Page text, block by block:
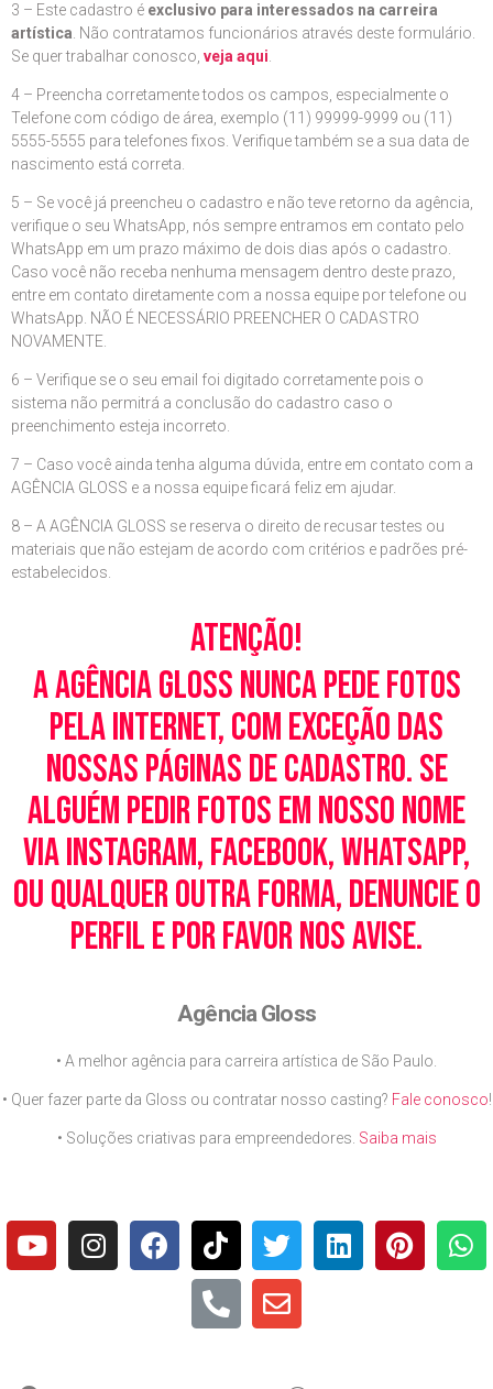
3 – Este cadastro é exclusivo para interessados na carreira
artística . Não contratamos funcionários através deste formulário.
Se quer trabalhar conosco, veja aqui
4 – Preencha corretamente todos os campos, especialmente o
Telefone com código de área, exemplo (11) 99999-9999 ou (11)
5555-5555 para telefones fixos. Verifique também se a sua data de
nascimento está correta.
5 – Se você já preencheu o cadastro e não teve retorno da agência,
verifique o seu WhatsApp, nós sempre entramos em contato pelo
WhatsApp em um prazo máximo de dois dias após o cadastro.
Caso você não receba nenhuma mensagem dentro deste prazo,
entre em contato diretamente com a nossa equipe por telefone ou
WhatsApp. NÃO É NECESSÁRIO PREENCHER O CADASTRO
NOVAMENTE.
6 – Verifique se o seu email foi digitado corretamente pois o
sistema não permitrá a conclusão do cadastro caso o
preenchimento esteja incorreto.
7 – Caso você ainda tenha alguma dúvida, entre em contato com a
AGÊNCIA GLOSS e a nossa equipe ficará feliz em ajudar.
8 – A AGÊNCIA GLOSS se reserva o direito de recusar testes ou
materiais que não estejam de acordo com critérios e padrões pré-
estabelecidos.
Atenção!
A Agência Gloss nunca pede fotos
pela Internet, com exceção das
nossas páginas de cadastro. Se
alguém pedir fotos em nosso nome
via Instagram, Facebook, WhatsApp,
ou qualquer outra forma, denuncie o
perfil e por favor nos avise.
Agência Gloss
• A melhor agência para carreira artística de São Paulo.
• Quer fazer parte da Gloss ou contratar nosso casting? Fale conosco!
• Soluções criativas para empreendedores. Saiba mais